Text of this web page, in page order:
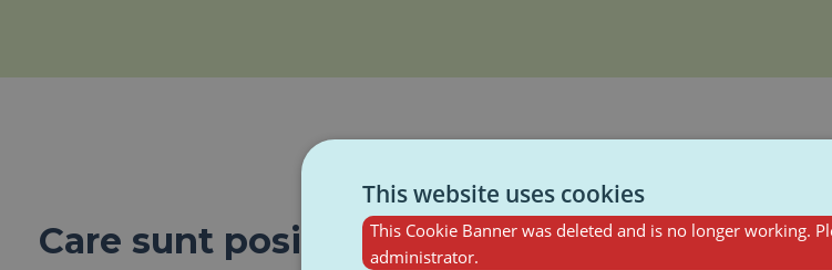
Care sunt posibilele scenarii viitoare?
This website uses cookies
This Cookie Banner was deleted and is no longer working.
administrator.